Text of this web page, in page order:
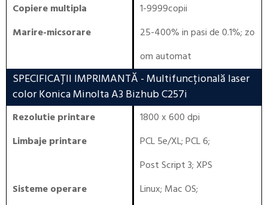
Copiere multipla
1-9999copii
Marire-micsorare
25-400% in pasi de 0.1%; zo
om automat
SPECIFICAȚII IMPRIMANTĂ - Multifuncțională laser
color Konica Minolta A3 Bizhub C257i
Rezolutie printare
1800 x 600 dpi
Limbaje printare
PCL 5e/XL;PCL 6;
Post Script 3; XPS
Sisteme operare
Linux; Mac OS;